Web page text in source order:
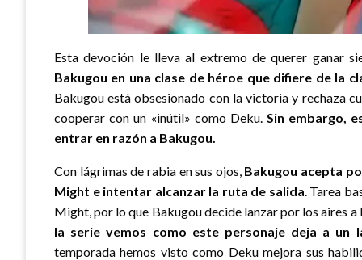
Esta devoción le lleva al extremo de querer ganar
Bakugou en una clase de héroe que difiere de la
Bakugou está obsesionado con la victoria y rechaza
cooperar con un «inútil» como Deku.Sin embargo,
entrar en razón a Bakugou.
Con lágrimas de rabia en sus ojos, Bakugou acepta
Might e intentar alcanzar la ruta de salida. Tarea
Might, por lo que Bakugou decide lanzar por los aires a
la serie vemos como este personaje deja a un
temporada hemos visto como Deku mejora sus